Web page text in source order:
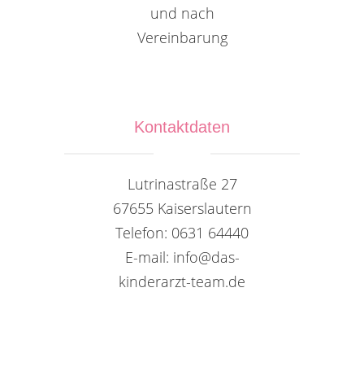
und nach
Vereinbarung
Kontaktdaten
Lutrinastraße 27
67655 Kaiserslautern
Telefon: 0631 64440
E-mail: info@das-
kinderarzt-team.de